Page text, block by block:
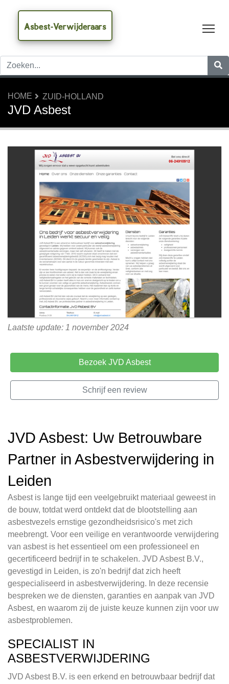
Asbest-Verwijderaars
HOME ZUID-HOLLAND
JVD Asbest
Laatste update: 1 november 2024
Bezoek JVD Asbest
Schrijf een review
JVD Asbest: Uw Betrouwbare
Partner in Asbestverwijdering in
Leiden
Asbest is lange tijd een veelgebruikt materiaal geweest in
de bouw, totdat werd ontdekt dat de blootstelling aan
asbestvezels ernstige gezondheidsrisico's met zich
meebrengt. Voor een veilige en verantwoorde verwijdering
van asbest is het essentieel om een professioneel en
gecertificeerd bedrijf in te schakelen. JVD Asbest B.V.,
gevestigd in Leiden, is zo'n bedrijf dat zich heeft
gespecialiseerd in asbestverwijdering. In deze recensie
bespreken we de diensten, garanties en aanpak van JVD
Asbest, en waarom zij de juiste keuze kunnen zijn voor uw
asbestproblemen.
SPECIALIST IN
ASBESTVERWIJDERING
JVD Asbest B.V. is een erkend en betrouwbaar bedrijf dat